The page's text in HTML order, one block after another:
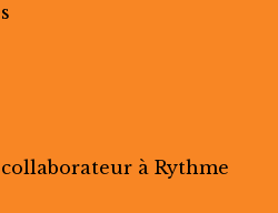
à Rythme